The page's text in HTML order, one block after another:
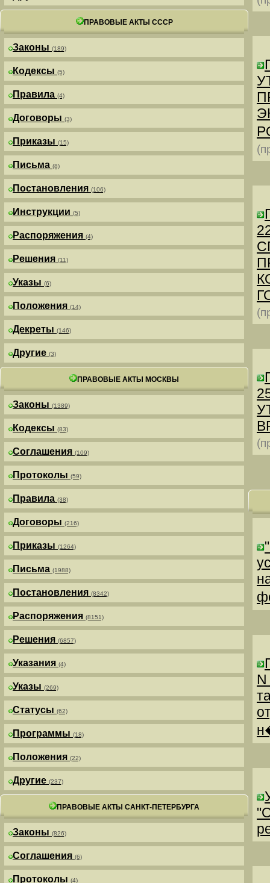
ПРАВОВЫЕ АКТЫ СССР
Законы (189)
Кодексы (5)
Правила (4)
Договоры (3)
Приказы (15)
Письма (8)
Постановления (106)
Инструкции (5)
Распоряжения (4)
Решения (11)
Указы (6)
Положения (14)
Декреты (146)
Другие (3)
ПРАВОВЫЕ АКТЫ МОСКВЫ
Законы (1389)
Кодексы (83)
Соглашения (109)
Протоколы (59)
Правила (38)
Договоры (216)
Приказы (1264)
Письма (1988)
Постановления (8342)
Распоряжения (8151)
Решения (6857)
Указания (4)
Указы (269)
Статусы (62)
Программы (18)
Положения (22)
Другие (237)
ПРАВОВЫЕ АКТЫ САНКТ-ПЕТЕРБУРГА
Законы (826)
Соглашения (6)
Протоколы (4)